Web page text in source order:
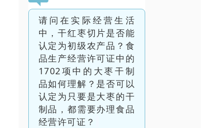
请问在实际经营生活
中，干红枣切片是否能
认定为初级农产品？食
品生产经营许可证中的
1702项中的大枣干制
品如何理解？是否可以
认定为只要是大枣的干
制品，都需要办理食品
经营许可证？